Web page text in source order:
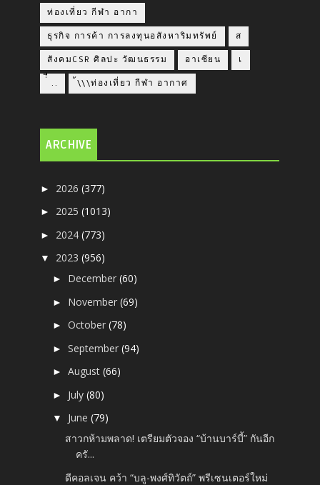
ท่องเที่ยว กีฬา อากา
ธุรกิจ การค้า การลงทุนอสังหาริมทรัพย์ ส
สังคมCSR ศิลปะ วัฒนธรรม อาเซียน เ
่่ื​ .. ้\\\ท่องเที่ยว กีฬา อากาศ
ARCHIVE
► 2026(377)
► 2025(1013)
► 2024(773)
▼ 2023(956)
► December(60)
► November(69)
►October(78)
►September(94)
►August(66)
► July(80)
▼ June(79)
สาวกห้ามพลาด! เตรียมตัวจอง “บ้านบาร์บี้” กันอีก
ครั...
ดีคอลเจน คว้า “บลู-พงศ์ทิวัตถ์” พรีเซนเตอร์ใหม่